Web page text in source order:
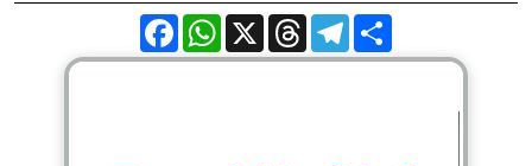
FacebookWhatsApp
X ThreadsTelegram